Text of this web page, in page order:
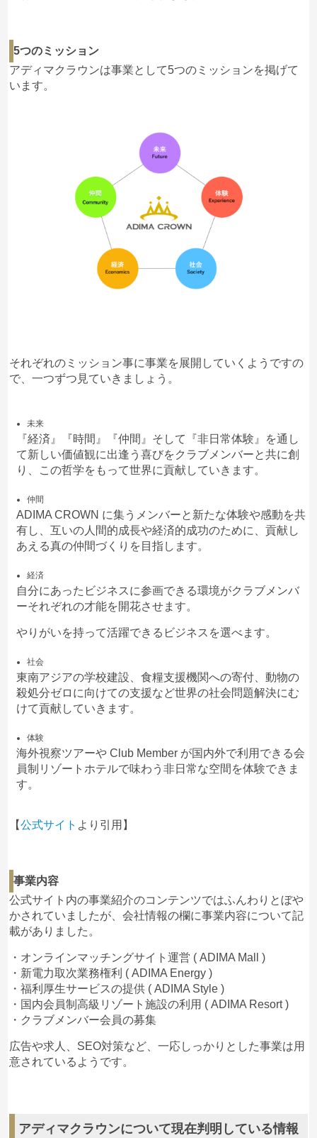
5つのミッション
アディマクラウンは事業として5つのミッションを掲げて
います。
それぞれのミッション事に事業を展開していくようですの
で、一つずつ見ていきましょう。
未来
『経済』『時間』『仲間』そして『非日常体験』を通し
て新しい価値観に出逢う喜びをクラブメンバーと共に創
り、この哲学をもって世界に貢献していきます。
仲間
ADIMA CROWN に集うメンバーと新たな体験や感動を共
有し、互いの人間的成長や経済的成功のために、貢献し
あえる真の仲間づくりを目指します。
経済
自分にあったビジネスに参画できる環境がクラブメンバ
ーそれぞれの才能を開花させます。
やりがいを持って活躍できるビジネスを選べます。
社会
東南アジアの学校建設、食糧支援機関への寄付、動物の
殺処分ゼロに向けての支援など世界の社会問題解決にむ
けて貢献していきます。
体験
海外視察ツアーや Club Member が国内外で利用できる会
員制リゾートホテルで味わう非日常な空間を体験できま
す。
【公式サイト より引用】
事業内容
公式サイト内の事業紹介のコンテンツではふんわりとぼや
かされていましたが、会社情報の欄に事業内容について記
載がありました。
・オンラインマッチングサイト運営 ( ADIMA Mall )
・新電力取次業務権利 ( ADIMA Energy )
・福利厚生サービスの提供 ( ADIMA Style )
・国内会員制高級リゾート施設の利用 ( ADIMA Resort )
・クラブメンバー会員の募集
広告や求人、SEO対策など、一応しっかりとした事業は用
意されているようです。
アディマクラウンについて現在判明している情報